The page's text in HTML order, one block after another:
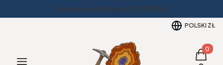
Darmowa dostawa od 299PLN
POLSKI ZŁ
Menu
Koszyk